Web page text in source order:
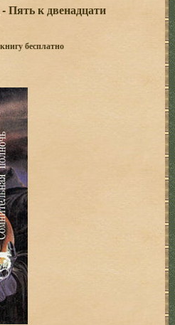
Пять к двенадцати
бесплатно